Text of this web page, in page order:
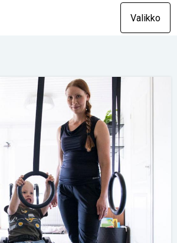
Valikko